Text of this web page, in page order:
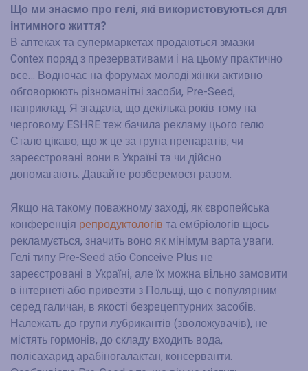
Що ми знаємо про гелі, які використовуються для
інтимного життя?
В аптеках та супермаркетах продаються змазки
Contex поряд з презервативами і на цьому практично
все… Водночас на форумах молоді жінки активно
обговорюють різноманітні засоби, Pre-Seed,
наприклад. Я згадала, що декілька років тому на
черговому ESHRE теж бачила рекламу цього гелю.
Стало цікаво, що ж це за група препаратів, чи
зареєстровані вони в Україні та чи дійсно
допомагають. Давайте розберемося разом.
Якщо на такому поважному заході, як європейська
конференція репродуктологів та ембріологів щось
рекламується, значить воно як мінімум варта уваги.
Гелі типу Pre-Seed або Conceive Plus не
зареєстровані в Україні, але їх можна вільно замовити
в інтернеті або привезти з Польщі, що є популярним
серед галичан, в якості безрецептурних засобів.
Належать до групи лубрикантів (зволожувачів), не
містять гормонів, до складу входить вода,
полісахарид арабіногалактан, консерванти.